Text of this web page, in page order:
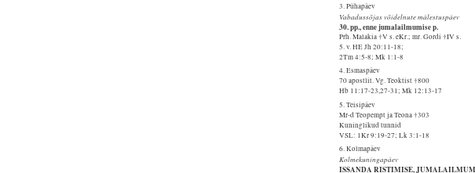
3. Pühapäev
Vabadussõjas võidelnute mälestuspäev
30. pp., enne jumalailmumise p.
Prh. Malakia †V s. eKr.; mr. Gordi †IV s.
5. v. HE Jh 20:11-18;
2Tm 4:5-8; Mk 1:1-8
4. Esmaspäev
70 apostlit. Vg. Teoktist †800
Hb 11:17-23,27-31; Mk 12:13-17
5. Teisipäev
Mr-d Teopempt ja Teona †303
Kuninglikud tunnid
VSL: 1Kr 9:19-27; Lk 3:1-18
6. Kolmapäev
Kolmekuningapäev
ISSANDA RISTIMISE,